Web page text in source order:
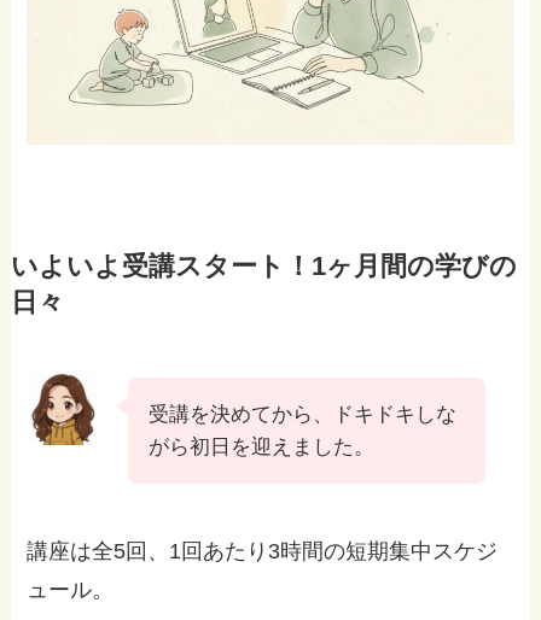
いよいよ受講スタート！1ヶ月間の学びの
日々
受講を決めてから、ドキドキしな
がら初日を迎えました。
講座は全5回、1回あたり3時間の短期集中スケジ
ュール。